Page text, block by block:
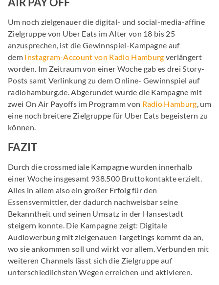
Um noch zielgenauer die digital- und social-media-affine
Zielgruppe von Uber Eats im Alter von 18 bis 25
anzusprechen, ist die Gewinnspiel-Kampagne auf
dem Instagram-Account von Radio Hamburg verlängert
worden. Im Zeitraum von einer Woche gab es drei Story-
Posts samt Verlinkung zu dem Online- Gewinnspiel auf
radiohamburg.de. Abgerundet wurde die Kampagne mit
zwei On Air Payoffs im Programm von Radio Hamburg, um
eine noch breitere Zielgruppe für Uber Eats begeistern zu
können.
FAZIT
Durch die crossmediale Kampagne wurden innerhalb
einer Woche insgesamt 938.500 Bruttokontakte erzielt.
Alles in allem also ein großer Erfolg für den
Essensvermittler, der dadurch nachweisbar seine
Bekanntheit und seinen Umsatz in der Hansestadt
steigern konnte. Die Kampagne zeigt: Digitale
Audiowerbung mit zielgenauen Targetings kommt da an,
wo sie ankommen soll und wirkt vor allem. Verbunden mit
weiteren Channels lässt sich die Zielgruppe auf
unterschiedlichsten Wegen erreichen und aktivieren.